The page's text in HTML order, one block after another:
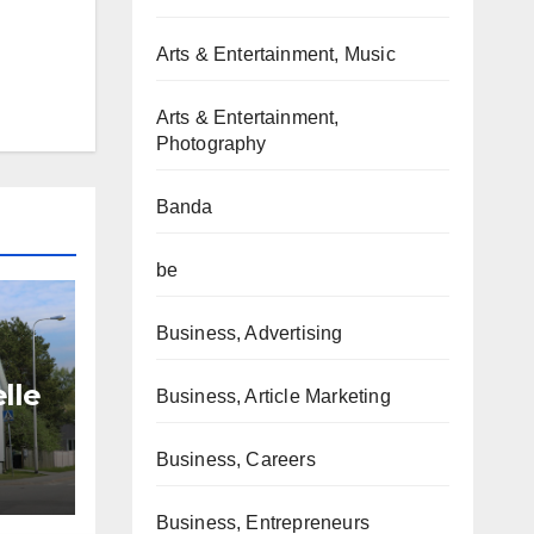
les
Arts & Entertainment, Music
Arts & Entertainment,
Photography
Banda
be
Business, Advertising
Business, Article Marketing
Business, Careers
Business, Entrepreneurs